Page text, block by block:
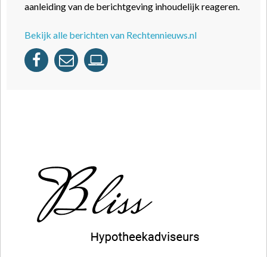
aanleiding van de berichtgeving inhoudelijk reageren.
Bekijk alle berichten van Rechtennieuws.nl